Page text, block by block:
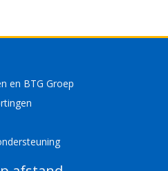
en BTG Groep